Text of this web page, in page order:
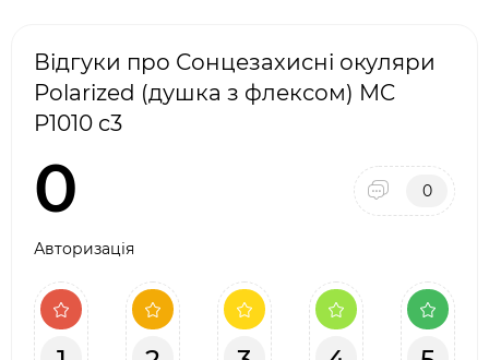
Відгуки про Сонцезахисні окуляри
Polarized (душка з флексом) MC
P1010 c3
0 0
Авторизація